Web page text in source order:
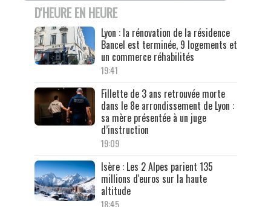
D'HEURE EN HEURE
Lyon : la rénovation de la résidence
Bancel est terminée, 9 logements et
un commerce réhabilités
19:41
Fillette de 3 ans retrouvée morte
dans le 8e arrondissement de Lyon :
sa mère présentée à un juge
d’instruction
19:09
Isère : Les 2 Alpes parient 135
millions d'euros sur la haute
altitude
18:45